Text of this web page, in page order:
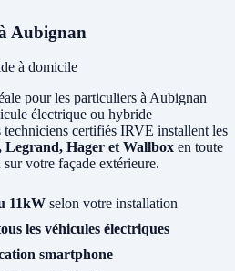
Aubignan
à domicile
pour les particuliers à Aubignan
électrique ou hybride
certifiés IRVE installent les
Legrand, Hager et Wallbox en toute
votre façade extérieure.
11kW selon votre installation
les véhicules électriques
smartphone